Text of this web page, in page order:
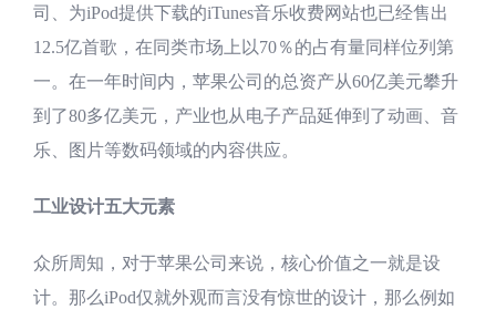
司、为iPod提供下载的iTunes音乐收费网站也已经售出
12.5亿首歌，在同类市场上以70％的占有量同样位列第
一。在一年时间内，苹果公司的总资产从60亿美元攀升
到了80多亿美元，产业也从电子产品延伸到了动画、音
乐、图片等数码领域的内容供应。
工业设计五大元素
众所周知，对于苹果公司来说，核心价值之一就是设
计。那么iPod仅就外观而言没有惊世的设计，那么例如